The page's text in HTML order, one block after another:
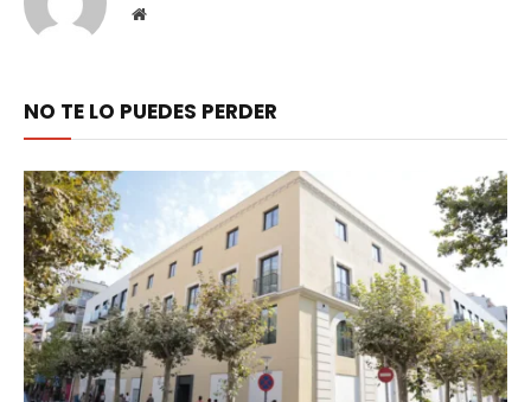
Website
NO TE LO PUEDES PERDER